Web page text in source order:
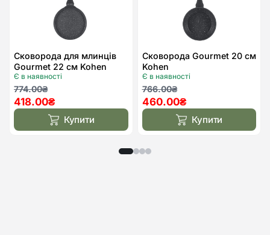
Сковорода для млинців
Gourmet 22 см Kohen
Є в наявності
774.00₴
Оригінальна
ціна:
774.00₴.
418.00₴
Поточна
ціна:
418.00₴. Купити
Сковорода Gourmet 20 см
Kohen
Є в наявності
766.00₴
Оригінальна
ціна:
766.00₴.
460.00₴
Поточна
ціна:
460.00₴.Купити